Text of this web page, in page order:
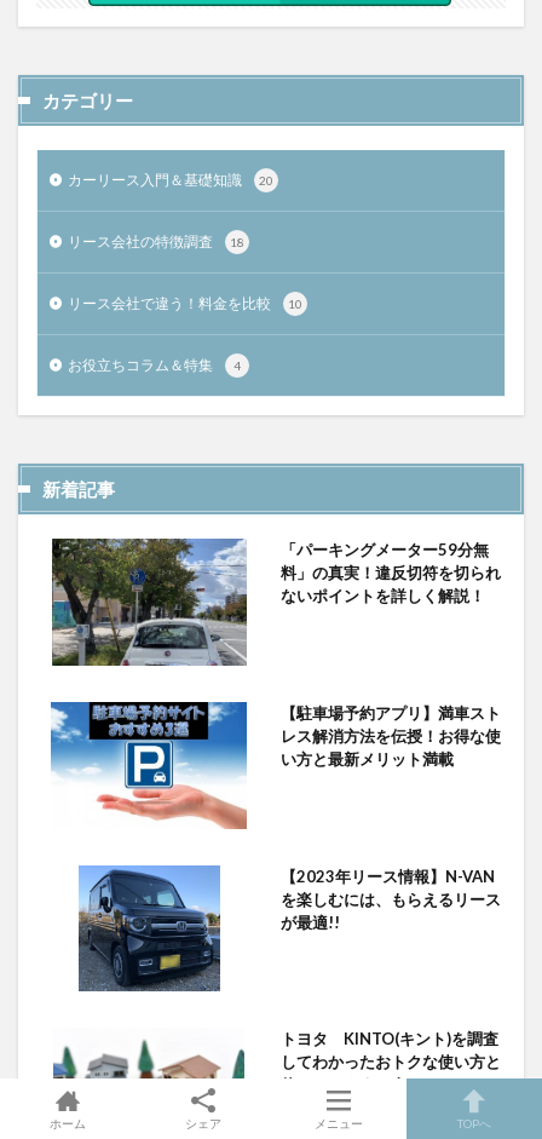
カテゴリー
カーリース入門＆基礎知識 20
リース会社の特徴調査 18
リース会社で違う！料金を比較 10
お役立ちコラム＆特集 4
新着記事
「パーキングメーター59分無
料」の真実！違反切符を切られ
ないポイントを詳しく解説！
【駐車場予約アプリ】満車スト
レス解消方法を伝授！お得な使
い方と最新メリット満載
【2023年リース情報】N-VAN
を楽しむには、もらえるリース
が最適!!
トヨタ KINTO(キント)を調査
してわかったおトクな使い方と
使ってトクする人
ホーム シェア メニュー TOPへ